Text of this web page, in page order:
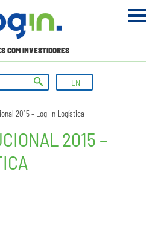
COM INVESTIDORES
EN
2015 – Log-In Logística
2015 –